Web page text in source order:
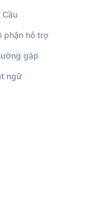
Cầu
phận hỗ trợ
gặp
ngữ